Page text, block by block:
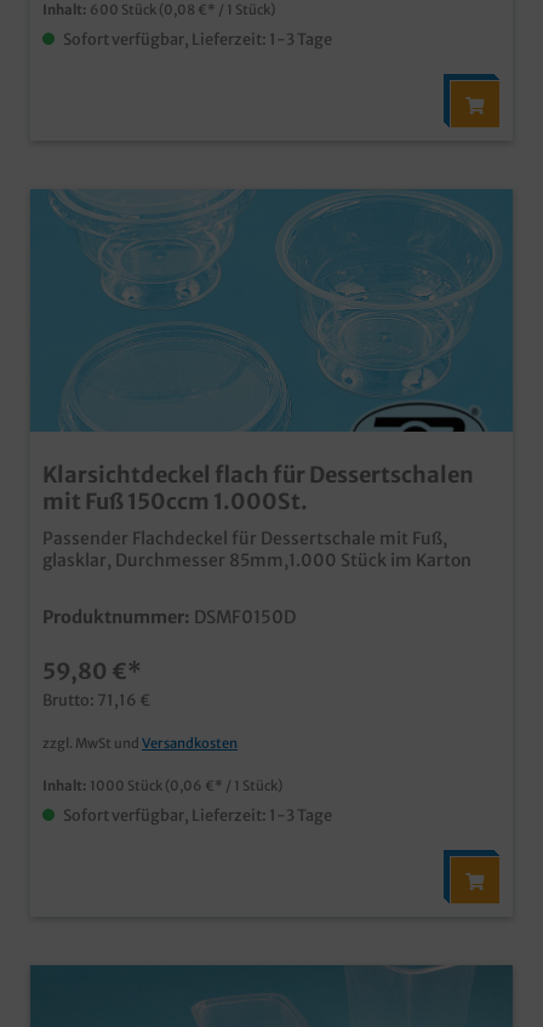
Inhalt: 600 Stück (0,08 €* / 1 Stück)
Sofort verfügbar, Lieferzeit: 1-3 Tage
Klarsichtdeckel flach für Dessertschalen
mit Fuß 150ccm 1.000St.
Passender Flachdeckel für Dessertschale mit Fuß,
glasklar, Durchmesser 85mm,1.000 Stück im Karton
Produktnummer: DSMF0150D
59,80 €*
Brutto: 71,16 €
zzgl. MwSt und Versandkosten
Inhalt: 1000 Stück (0,06 €* / 1 Stück)
Sofort verfügbar, Lieferzeit: 1-3 Tage